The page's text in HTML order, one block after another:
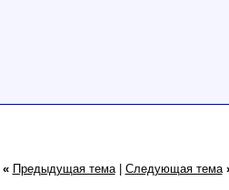
« Предыдущая тема| Следующая тема